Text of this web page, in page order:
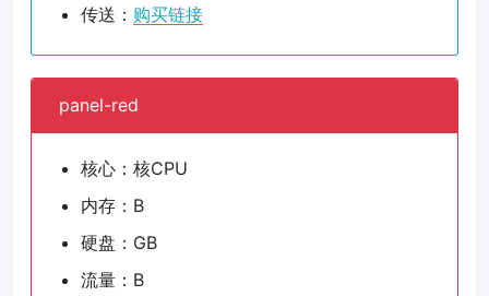
传送： 购买链接
panel-red
核心：核CPU
内存：B
硬盘：GB
流量：B